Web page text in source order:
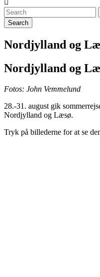
Nordjylland og
Nordjylland og
Fotos: John Vemmelund
28.-31. august gik
Nordjylland og Læsø.
Tryk på billederne for at se